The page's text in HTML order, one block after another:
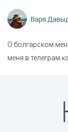
О болгарском
меня в телеграм